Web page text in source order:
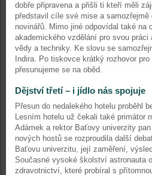
dobře připravena a přišli ti kteří měli
představil cíle své mise a
novinářů. Mimo jiné odpovídal také na
akademického vzdělání pro svou práci
vědy a techniky. Ke slovu se
Indira. Po tiskovce krátký rozhovor
přesunujeme se na oběd.
Dějství třetí – i jídlo nás spojuje
Přesun do nedalekého hotelu proběhl
Lesním hotelu už čekali také primátor
Adámek a rektor Baťovy univerzity
nových hostů se rozproudila další
Baťovu univerzitu, její zaměření,
Současné vysoké školství astronauta
zdravotnictví, které probíral s